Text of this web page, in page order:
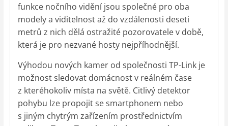
funkce nočního vidění jsou společné pro oba
modely a viditelnost až do vzdálenosti deseti
metrů z nich dělá ostražité pozorovatele v době,
která je pro nezvané hosty nejpříhodnější.
Výhodou nových kamer od společnosti TP-Link je
možnost sledovat domácnost v reálném čase
z kteréhokoliv místa na světě. Citlivý detektor
pohybu lze propojit se smartphonem nebo
s jiným chytrým zařízením prostřednictvím